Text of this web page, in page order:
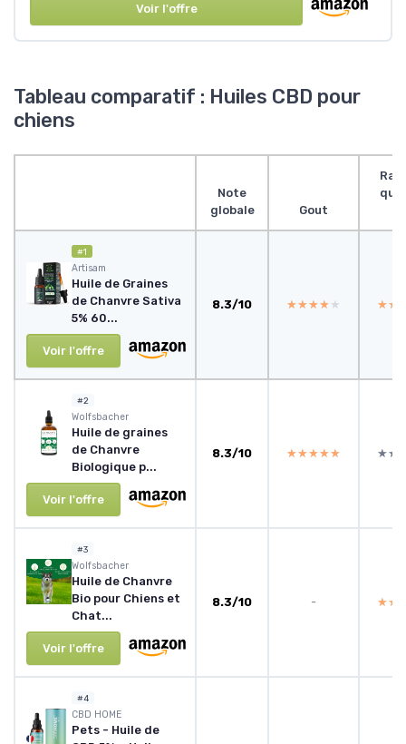
Voir l'offre
Tableau comparatif : Huiles CBD pour
chiens
Note
globale
Gout
#1
Artisam
Huile de Graines
de Chanvre Sativa
5% 60...
Voir l'offre
8.3/10 ★★★★★
★★★★★
#2
Wolfsbacher
Huile de graines
de Chanvre
Biologique p...
Voir l'offre
8.3/10 ★★★★★
★★★★★
#3
Wolfsbacher
Huile de Chanvre
Bio pour Chiens et
Chat...
Voir l'offre
8.3/10 -
#4
‎CBD HOME
Pets - Huile de